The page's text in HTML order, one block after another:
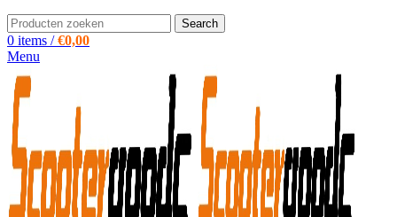
Search
0 items / €0,00
Menu